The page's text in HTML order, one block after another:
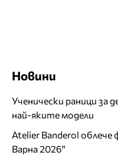
Новини
Ученически раници за
най-яките модели
Atelier Banderol
Варна 2026"